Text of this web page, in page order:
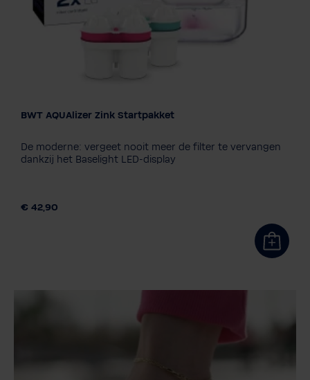
Filtertechnologie
BWT AQUAlizer Zink Startpakket
De moderne: vergeet nooit meer de filter te vervangen
dankzij het Baselight LED-display
€ 42,90